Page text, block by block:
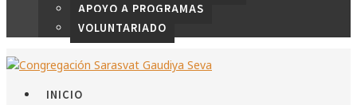
APOYO A PROGRAMAS
VOLUNTARIADO
INICIO